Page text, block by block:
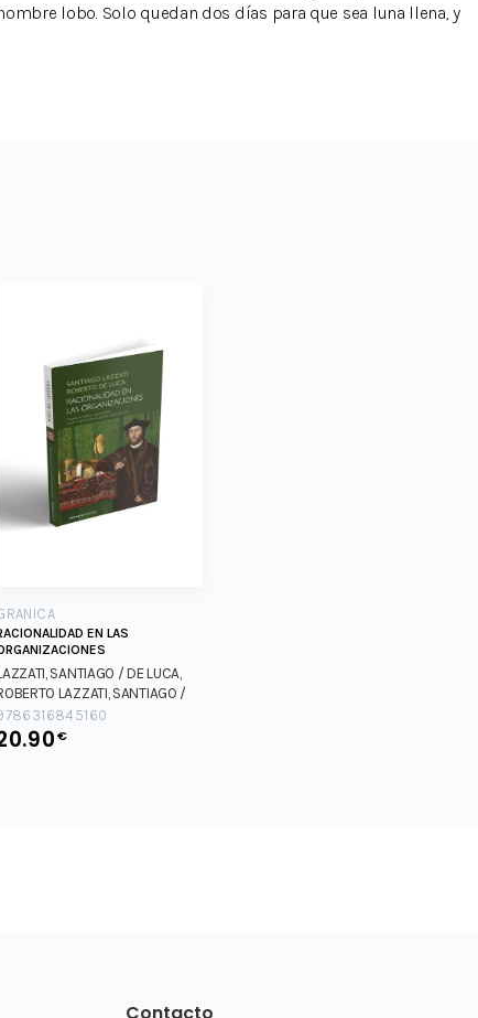
lobo. Solo quedan dos días para que sea luna llena, y
EN LAS
SANTIAGO / DE LUCA,
LAZZATI, SANTIAGO /
LUCA, ROBERTO
€
Contacto